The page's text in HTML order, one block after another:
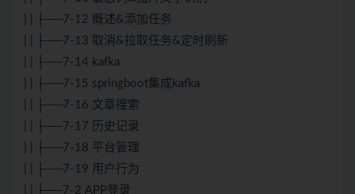
| | ├──7-12 概述&添加任务
| | ├──7-13 取消&拉取任务&定时刷新
| | ├──7-14 kafka
| | ├──7-15 springboot集成kafka
| | ├──7-16 文章搜索
| | ├──7-17 历史记录
| | ├──7-18 平台管理
| | ├──7-19 用户行为
| | ├──7-2 APP登录